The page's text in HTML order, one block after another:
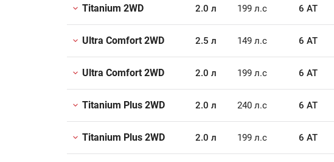
Titanium 2WD 2.0 л 199 л.с 6 AT
Ultra Comfort 2WD 2.5 л 149 л.с 6 AT
Ultra Comfort 2WD 2.0 л 199 л.с 6 AT
Titanium Plus 2WD 2.0 л 240 л.с 6 AT
Titanium Plus 2WD 2.0 л 199 л.с 6 AT